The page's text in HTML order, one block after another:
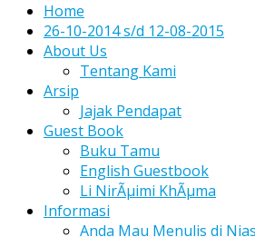
Home
26-10-2014 s/d 12-08-2015
About Us
Tentang Kami
Arsip
Jajak Pendapat
Guest Book
Buku Tamu
English Guestbook
Li NirÃµimi KhÃµma
Informasi
Anda Mau Menulis di